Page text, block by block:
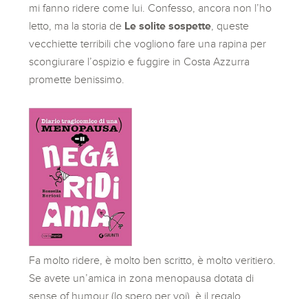
mi fanno ridere come lui. Confesso, ancora non l’ho
letto, ma la storia de Le solite sospette , queste
vecchiette terribili che vogliono fare una rapina per
scongiurare l’ospizio e fuggire in Costa Azzurra
promette benissimo.
Fa molto ridere, è molto ben scritto, è molto veritiero.
Se avete un’amica in zona menopausa dotata di
sense of humour (lo spero per voi), è il regalo